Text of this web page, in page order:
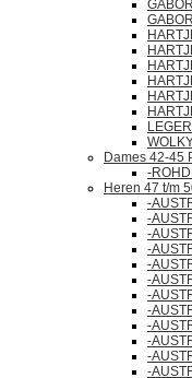
Dames 42-45
-
Heren 47 t/m
-
-
-
-
-
-
-
-
-
-
-
-